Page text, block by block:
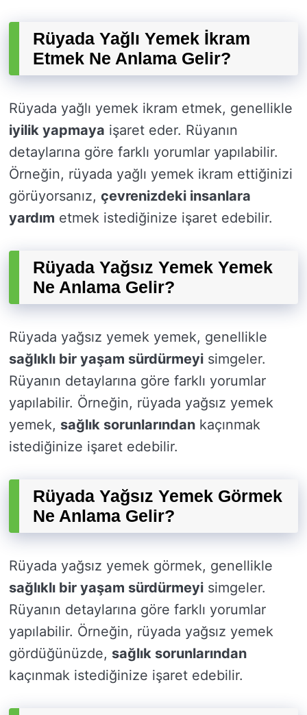
Rüyada Yağlı Yemek İkram
Etmek Ne Anlama Gelir?
Rüyada yağlı yemek ikram etmek, genellikle
iyilik yapmaya işaret eder. Rüyanın
detaylarına göre farklı yorumlar yapılabilir.
Örneğin, rüyada yağlı yemek ikram ettiğinizi
görüyorsanız, çevrenizdeki insanlara
yardım etmek istediğinize işaret edebilir.
Rüyada Yağsız Yemek Yemek
Ne Anlama Gelir?
Rüyada yağsız yemek yemek, genellikle
sağlıklı bir yaşam sürdürmeyi simgeler.
Rüyanın detaylarına göre farklı yorumlar
yapılabilir. Örneğin, rüyada yağsız yemek
yemek, sağlık sorunlarından kaçınmak
istediğinize işaret edebilir.
Rüyada Yağsız Yemek Görmek
Ne Anlama Gelir?
Rüyada yağsız yemek görmek, genellikle
sağlıklı bir yaşam sürdürmeyi simgeler.
Rüyanın detaylarına göre farklı yorumlar
yapılabilir. Örneğin, rüyada yağsız yemek
gördüğünüzde, sağlık sorunlarından
kaçınmak istediğinize işaret edebilir.